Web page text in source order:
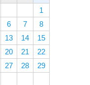
1
6 7
8
13 14
15
20 21
22
27 28
29